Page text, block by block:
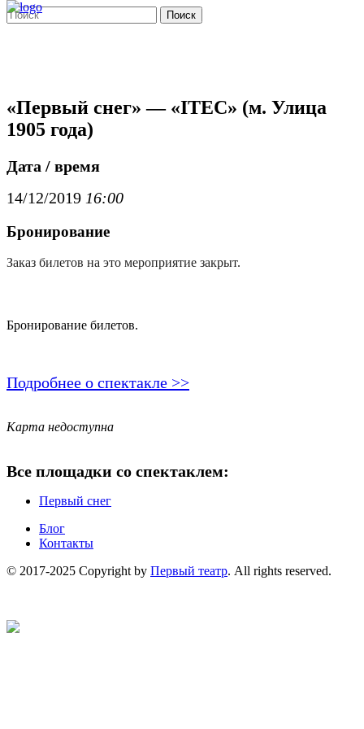
Поиск
«Первый снег» — «ITEC» (м. Улица
1905 года)
Дата / время
14/12/2019 16:00
Бронирование
Заказ билетов на это мероприятие закрыт.
Бронирование билетов.
Подробнее о спектакле >>
Карта недоступна
Все площадки со спектаклем:
Первый снег
Блог
Контакты
© 2017-2025 Copyright by Первый театр. All rights reserved.